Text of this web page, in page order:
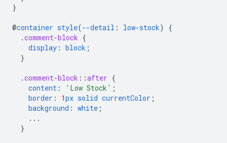
}
@container style(--detail : low-stock)
{
.comment-block {
display : block ;
}
.comment-block ::after {
content : 'Low Stock' ;
border : 1px solid currentColor ;
background : white ;
...
}